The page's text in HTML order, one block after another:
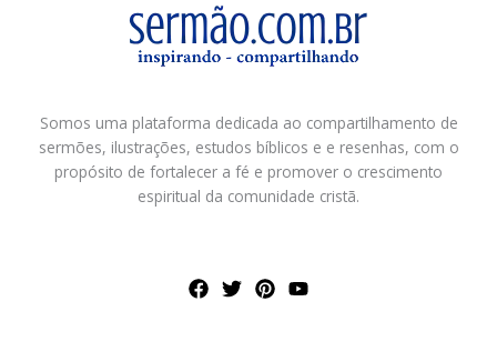
Somos uma plataforma dedicada ao compartilhamento de
sermões, ilustrações, estudos bíblicos e e resenhas, com o
propósito de fortalecer a fé e promover o crescimento
espiritual da comunidade cristã.